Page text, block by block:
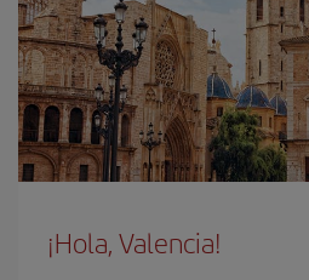
¡Hola, Valencia!